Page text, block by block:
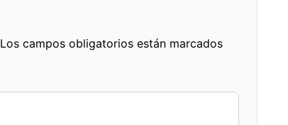
Los campos obligatorios están marcados